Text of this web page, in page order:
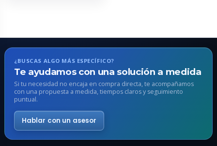
opciones
se
pueden
elegir
en
la
de
producto
¿BUSCAS ALGO MÁS ESPECÍFICO?
Te ayudamos con una solución a medida
Si tu necesidad no encaja en compra directa, te acompañamos
con una propuesta a medida, tiempos claros y seguimiento
puntual.
Hablar con un asesor